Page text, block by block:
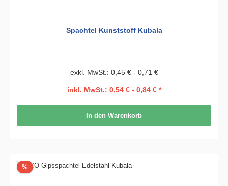
Spachtel Kunststoff Kubala
exkl. MwSt.: 0,45 € - 0,71 €
inkl. MwSt.: 0,54 € - 0,84 € *
In den Warenkorb
%Rabatt